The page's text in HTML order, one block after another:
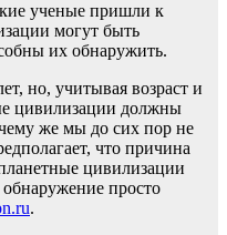
ученые пришли к
могут быть
их обнаружить.
но, учитывая возраст и
цивилизации должны
же мы до сих пор не
что причина
цивилизации
обнаружение просто
.